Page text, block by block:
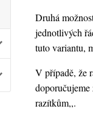
Druhá
jednotlivých
tuto variantu,
V případě, že
razítkům,,.